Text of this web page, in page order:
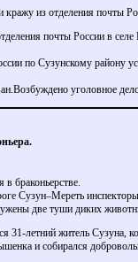
кражу из отделения почты
почты России в
по Сузунскому району
уголовное
браконьерстве.
Сузун–Мереть
две туши диких
31-летний житель Сузуна,
и собирался